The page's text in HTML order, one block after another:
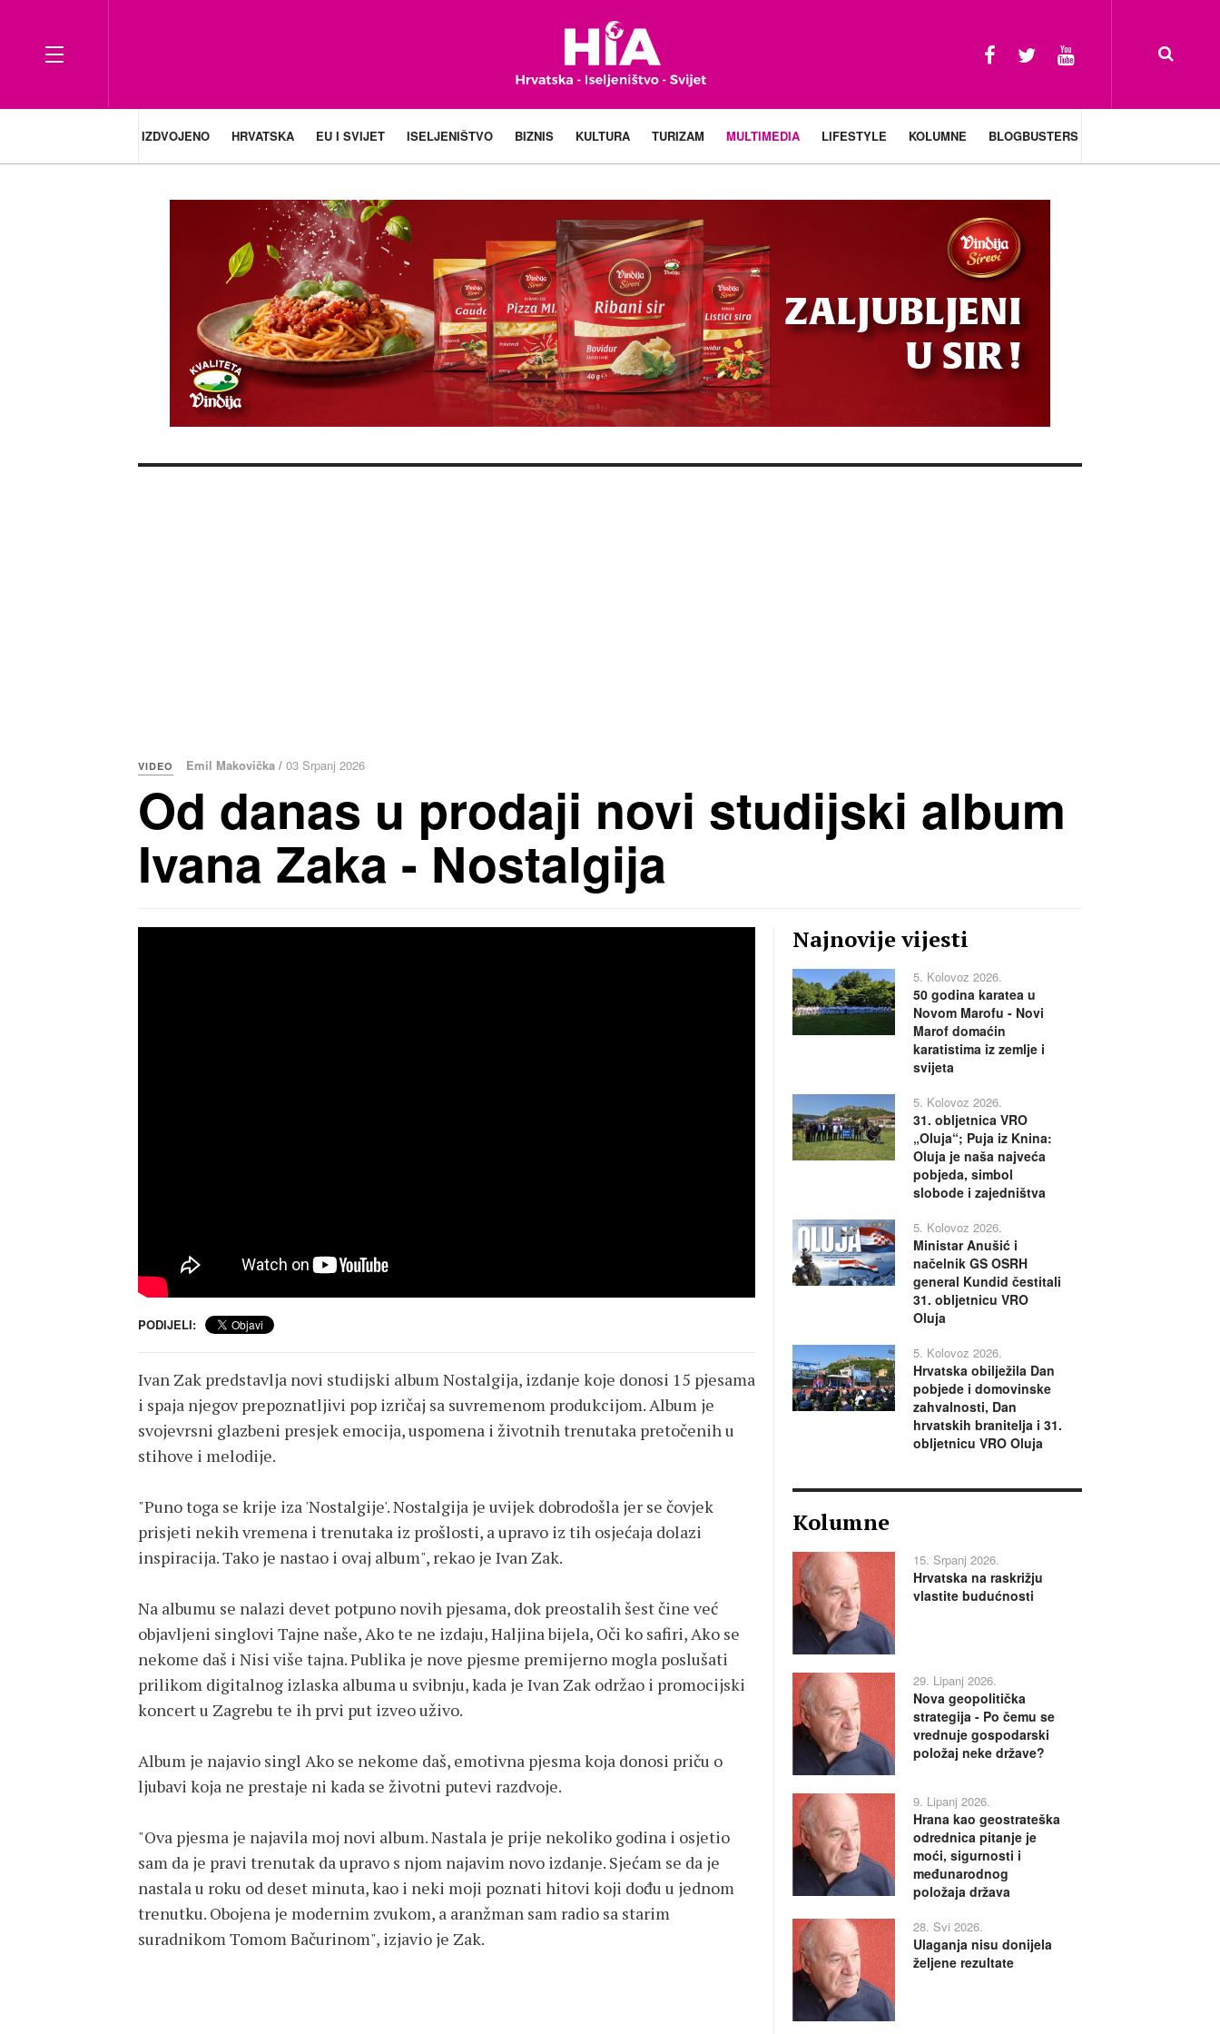
IZDVOJENO HRVATSKA EU I SVIJET ISELJENIŠTVO BIZNIS KULTURA TURIZAM MULTIMEDIA LIFESTYLE KOLUMNE BLOGBUSTERS
VIDEO Emil Makovička / 03 Srpanj 2026
Od danas u prodaji novi studijski album
Ivana Zaka - Nostalgija
PODIJELI:
Ivan Zak predstavlja novi studijski album Nostalgija, izdanje koje donosi 15 pjesama
i spaja njegov prepoznatljivi pop izričaj sa suvremenom produkcijom. Album je
svojevrsni glazbeni presjek emocija, uspomena i životnih trenutaka pretočenih u
stihove i melodije.
"Puno toga se krije iza 'Nostalgije'. Nostalgija je uvijek dobrodošla jer se čovjek
prisjeti nekih vremena i trenutaka iz prošlosti, a upravo iz tih osjećaja dolazi
inspiracija. Tako je nastao i ovaj album", rekao je Ivan Zak.
Na albumu se nalazi devet potpuno novih pjesama, dok preostalih šest čine već
objavljeni singlovi Tajne naše, Ako te ne izdaju, Haljina bijela, Oči ko safiri, Ako se
nekome daš i Nisi više tajna. Publika je nove pjesme premijerno mogla poslušati
prilikom digitalnog izlaska albuma u svibnju, kada je Ivan Zak održao i promocijski
koncert u Zagrebu te ih prvi put izveo uživo.
Album je najavio singl Ako se nekome daš, emotivna pjesma koja donosi priču o
ljubavi koja ne prestaje ni kada se životni putevi razdvoje.
"Ova pjesma je najavila moj novi album. Nastala je prije nekoliko godina i osjetio
sam da je pravi trenutak da upravo s njom najavim novo izdanje. Sjećam se da je
nastala u roku od deset minuta, kao i neki moji poznati hitovi koji dođu u jednom
trenutku. Obojena je modernim zvukom, a aranžman sam radio sa starim
suradnikom Tomom Bačurinom", izjavio je Zak.
Najnovije vijesti
5. Kolovoz 2026.
50 godina karatea u
Novom Marofu - Novi
Marof domaćin
karatistima iz zemlje i
svijeta
5. Kolovoz 2026.
31. obljetnica VRO
„Oluja“; Puja iz Knina:
Oluja je naša najveća
pobjeda, simbol
slobode i zajedništva
5. Kolovoz 2026.
Ministar Anušić i
načelnik GS OSRH
general Kundid čestitali
31. obljetnicu VRO
Oluja
5. Kolovoz 2026.
Hrvatska obilježila Dan
pobjede i domovinske
zahvalnosti, Dan
hrvatskih branitelja i 31.
obljetnicu VRO Oluja
Kolumne
15. Srpanj 2026.
Hrvatska na raskrižju
vlastite budućnosti
29. Lipanj 2026.
Nova geopolitička
strategija - Po čemu se
vrednuje gospodarski
položaj neke države?
9. Lipanj 2026.
Hrana kao geostrateška
odrednica pitanje je
moći, sigurnosti i
međunarodnog
položaja država
28. Svi 2026.
Ulaganja nisu donijela
željene rezultate